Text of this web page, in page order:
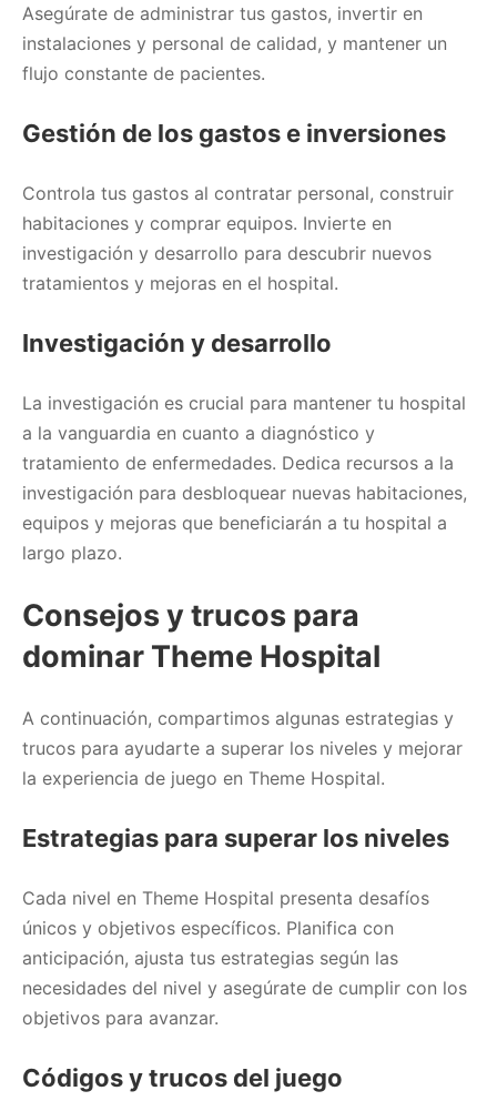
Asegúrate de administrar tus gastos, invertir en
instalaciones y personal de calidad, y mantener un
flujo constante de pacientes.
Gestión de los gastos e inversiones
Controla tus gastos al contratar personal, construir
habitaciones y comprar equipos. Invierte en
investigación y desarrollo para descubrir nuevos
tratamientos y mejoras en el hospital.
Investigación y desarrollo
La investigación es crucial para mantener tu hospital
a la vanguardia en cuanto a diagnóstico y
tratamiento de enfermedades. Dedica recursos a la
investigación para desbloquear nuevas habitaciones,
equipos y mejoras que beneficiarán a tu hospital a
largo plazo.
Consejos y trucos para
dominar Theme Hospital
A continuación, compartimos algunas estrategias y
trucos para ayudarte a superar los niveles y mejorar
la experiencia de juego en Theme Hospital.
Estrategias para superar los niveles
Cada nivel en Theme Hospital presenta desafíos
únicos y objetivos específicos. Planifica con
anticipación, ajusta tus estrategias según las
necesidades del nivel y asegúrate de cumplir con los
objetivos para avanzar.
Códigos y trucos del juego